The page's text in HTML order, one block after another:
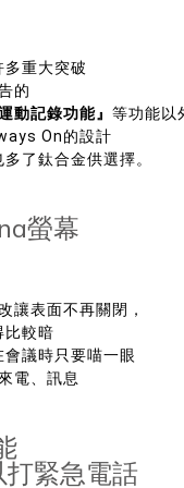
重大突破
的
動記錄功能』 等功能以
On的設計
了鈦合金供選擇。
螢幕
表面不再關閉，
比較暗
議時只要喵一眼
電、訊息
緊急電話